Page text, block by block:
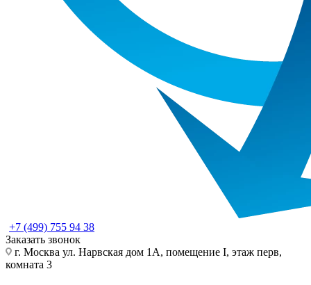
+7 (499) 755 94 38
Заказать звонок
г. Москва ул. Нарвская дом 1А, помещение I, этаж перв,
комната 3